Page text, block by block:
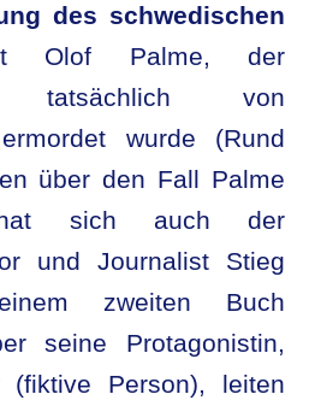
des schwedischen
t Olof Palme, der
tatsächlich von
wurde (Rund
über den Fall Palme
hat sich auch der
und Journalist Stieg
zweiten Buch
seine Protagonistin,
(fiktive Person), leiten